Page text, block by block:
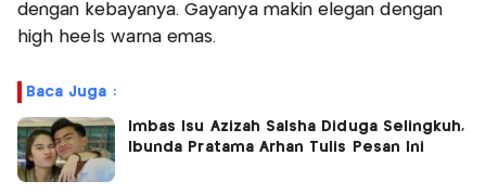
dengan kebayanya. Gayanya makin elegan dengan
high heels warna emas.
Baca Juga :
Imbas Isu Azizah Salsha Diduga Selingkuh,
Ibunda Pratama Arhan Tulis Pesan Ini